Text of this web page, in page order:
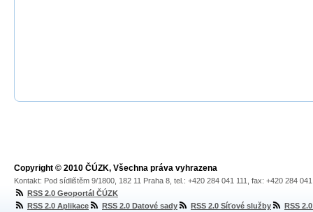
Copyright © 2010 ČÚZK, Všechna práva vyhrazena
Kontakt: Pod sídlištěm 9/1800, 182 11 Praha 8, tel.: +420 284 041 111, fax: +420 284
RSS 2.0 Geoportál ČÚZK
RSS 2.0 Aplikace
RSS 2.0 Datové sady RSS 2.0 Síťové služby RSS